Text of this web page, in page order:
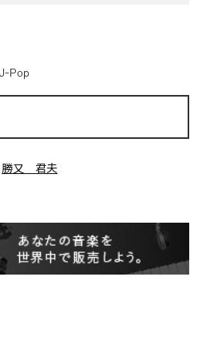
J-Pop
勝又 君夫